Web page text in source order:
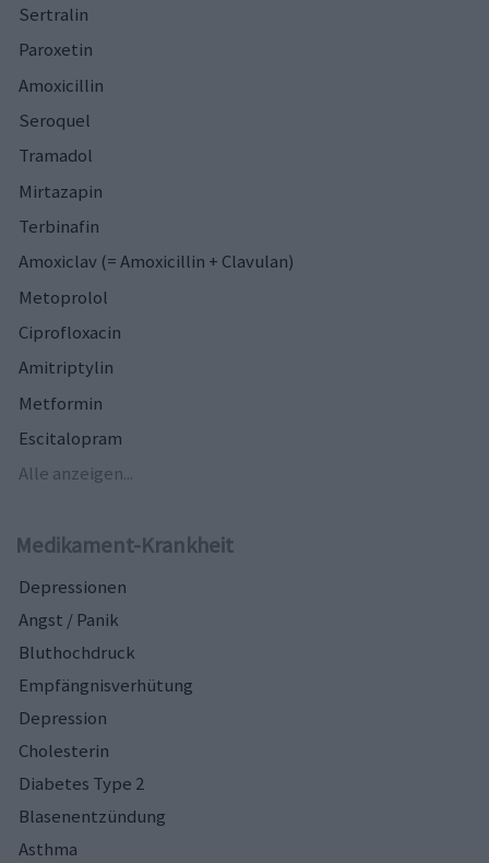
Sertralin
Paroxetin
Amoxicillin
Seroquel
Tramadol
Mirtazapin
Terbinafin
Amoxiclav (= Amoxicillin + Clavulan)
Metoprolol
Ciprofloxacin
Amitriptylin
Metformin
Escitalopram
Alle anzeigen...
Medikament-Krankheit
Depressionen
Angst / Panik
Bluthochdruck
Empfängnisverhütung
Depression
Cholesterin
Diabetes Type 2
Blasenentzündung
Asthma